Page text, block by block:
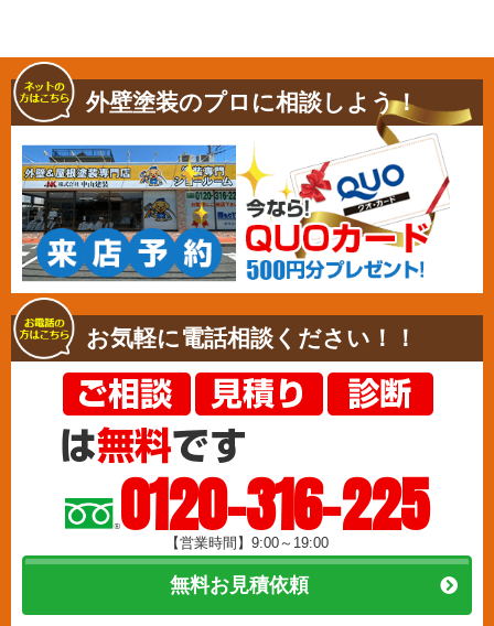
外壁塗装のプロに相談しよう！
お気軽に電話相談ください！！
0120-316-225
【営業時間】9:00～19:00
無料お見積依頼